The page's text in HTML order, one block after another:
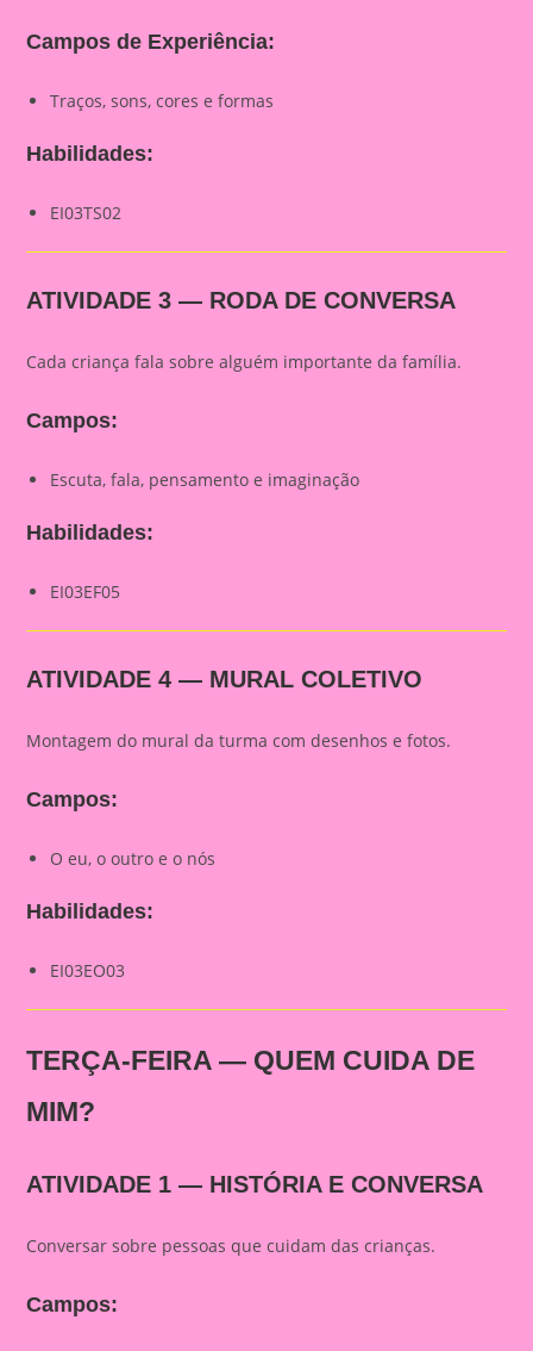
Campos de Experiência:
Traços, sons, cores e formas
Habilidades:
EI03TS02
ATIVIDADE 3 — RODA DE CONVERSA
Cada criança fala sobre alguém importante da família.
Campos:
Escuta, fala, pensamento e imaginação
Habilidades:
EI03EF05
ATIVIDADE 4 — MURAL COLETIVO
Montagem do mural da turma com desenhos e fotos.
Campos:
O eu, o outro e o nós
Habilidades:
EI03EO03
TERÇA-FEIRA — QUEM CUIDA DE
MIM?
ATIVIDADE 1 — HISTÓRIA E CONVERSA
Conversar sobre pessoas que cuidam das crianças.
Campos: